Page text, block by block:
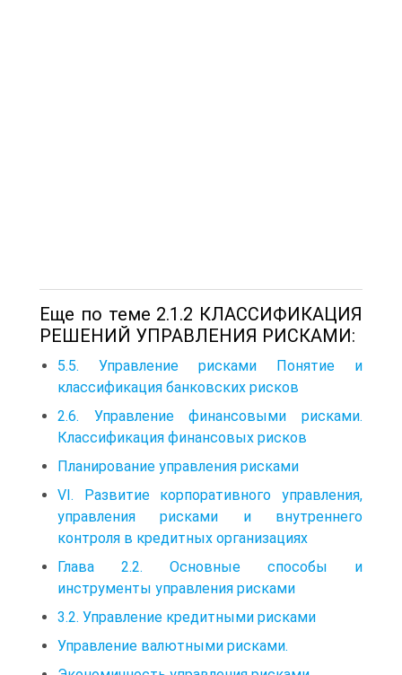
Еще по теме 2.1.2 КЛАССИФИКАЦИЯ
РЕШЕНИЙ УПРАВЛЕНИЯ РИСКАМИ:
5.5. Управление рисками Понятие и
классификация банковских рисков
2.6. Управление финансовыми рисками.
Классификация финансовых рисков
Планирование управления рисками
VI. Развитие корпоративного управления,
управления рисками и внутреннего
контроля в кредитных организациях
Глава 2.2. Основные способы и
инструменты управления рисками
3.2. Управление кредитными рисками
Управление валютными рисками.